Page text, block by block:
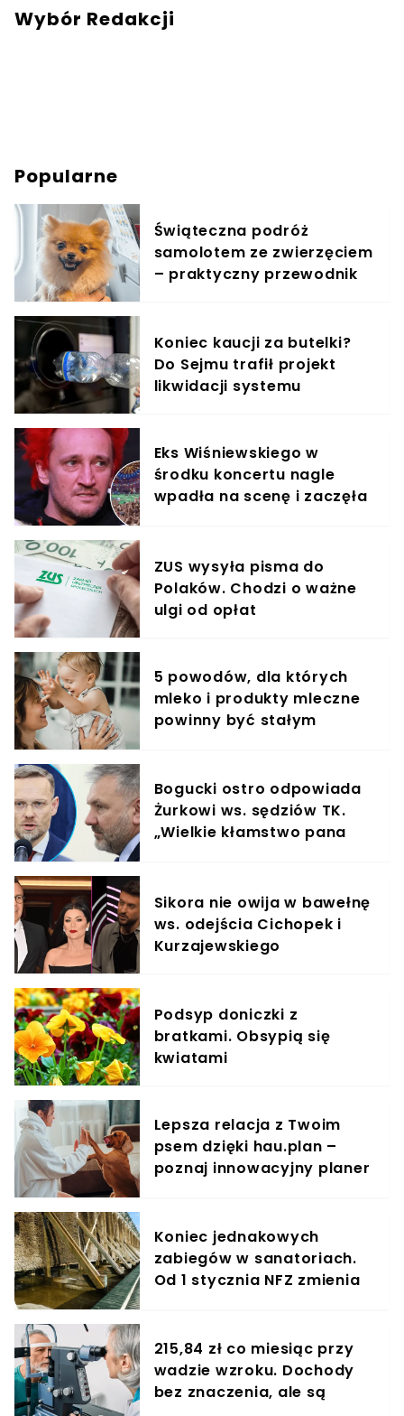
Wybór Redakcji
Popularne
Świąteczna podróż
samolotem ze zwierzęciem
– praktyczny przewodnik
Koniec kaucji za butelki?
Do Sejmu trafił projekt
likwidacji systemu
Eks Wiśniewskiego w
środku koncertu nagle
wpadła na scenę i zaczęła
ZUS wysyła pisma do
Polaków. Chodzi o ważne
ulgi od opłat
5 powodów, dla których
mleko i produkty mleczne
powinny być stałym
Bogucki ostro odpowiada
Żurkowi ws. sędziów TK.
„Wielkie kłamstwo pana
Sikora nie owija w bawełnę
ws. odejścia Cichopek i
Kurzajewskiego
Podsyp doniczki z
bratkami. Obsypią się
kwiatami
Lepsza relacja z Twoim
psem dzięki hau.plan –
poznaj innowacyjny planer
Koniec jednakowych
zabiegów w sanatoriach.
Od 1 stycznia NFZ zmienia
215,84 zł co miesiąc przy
wadzie wzroku. Dochody
bez znaczenia, ale są